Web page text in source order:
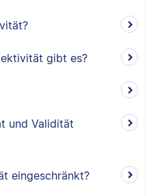
gibt es?
und Validität
eingeschränkt?